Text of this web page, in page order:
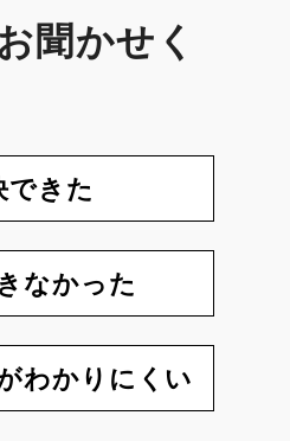
聞かせく
できた
なかった
わかりにくい